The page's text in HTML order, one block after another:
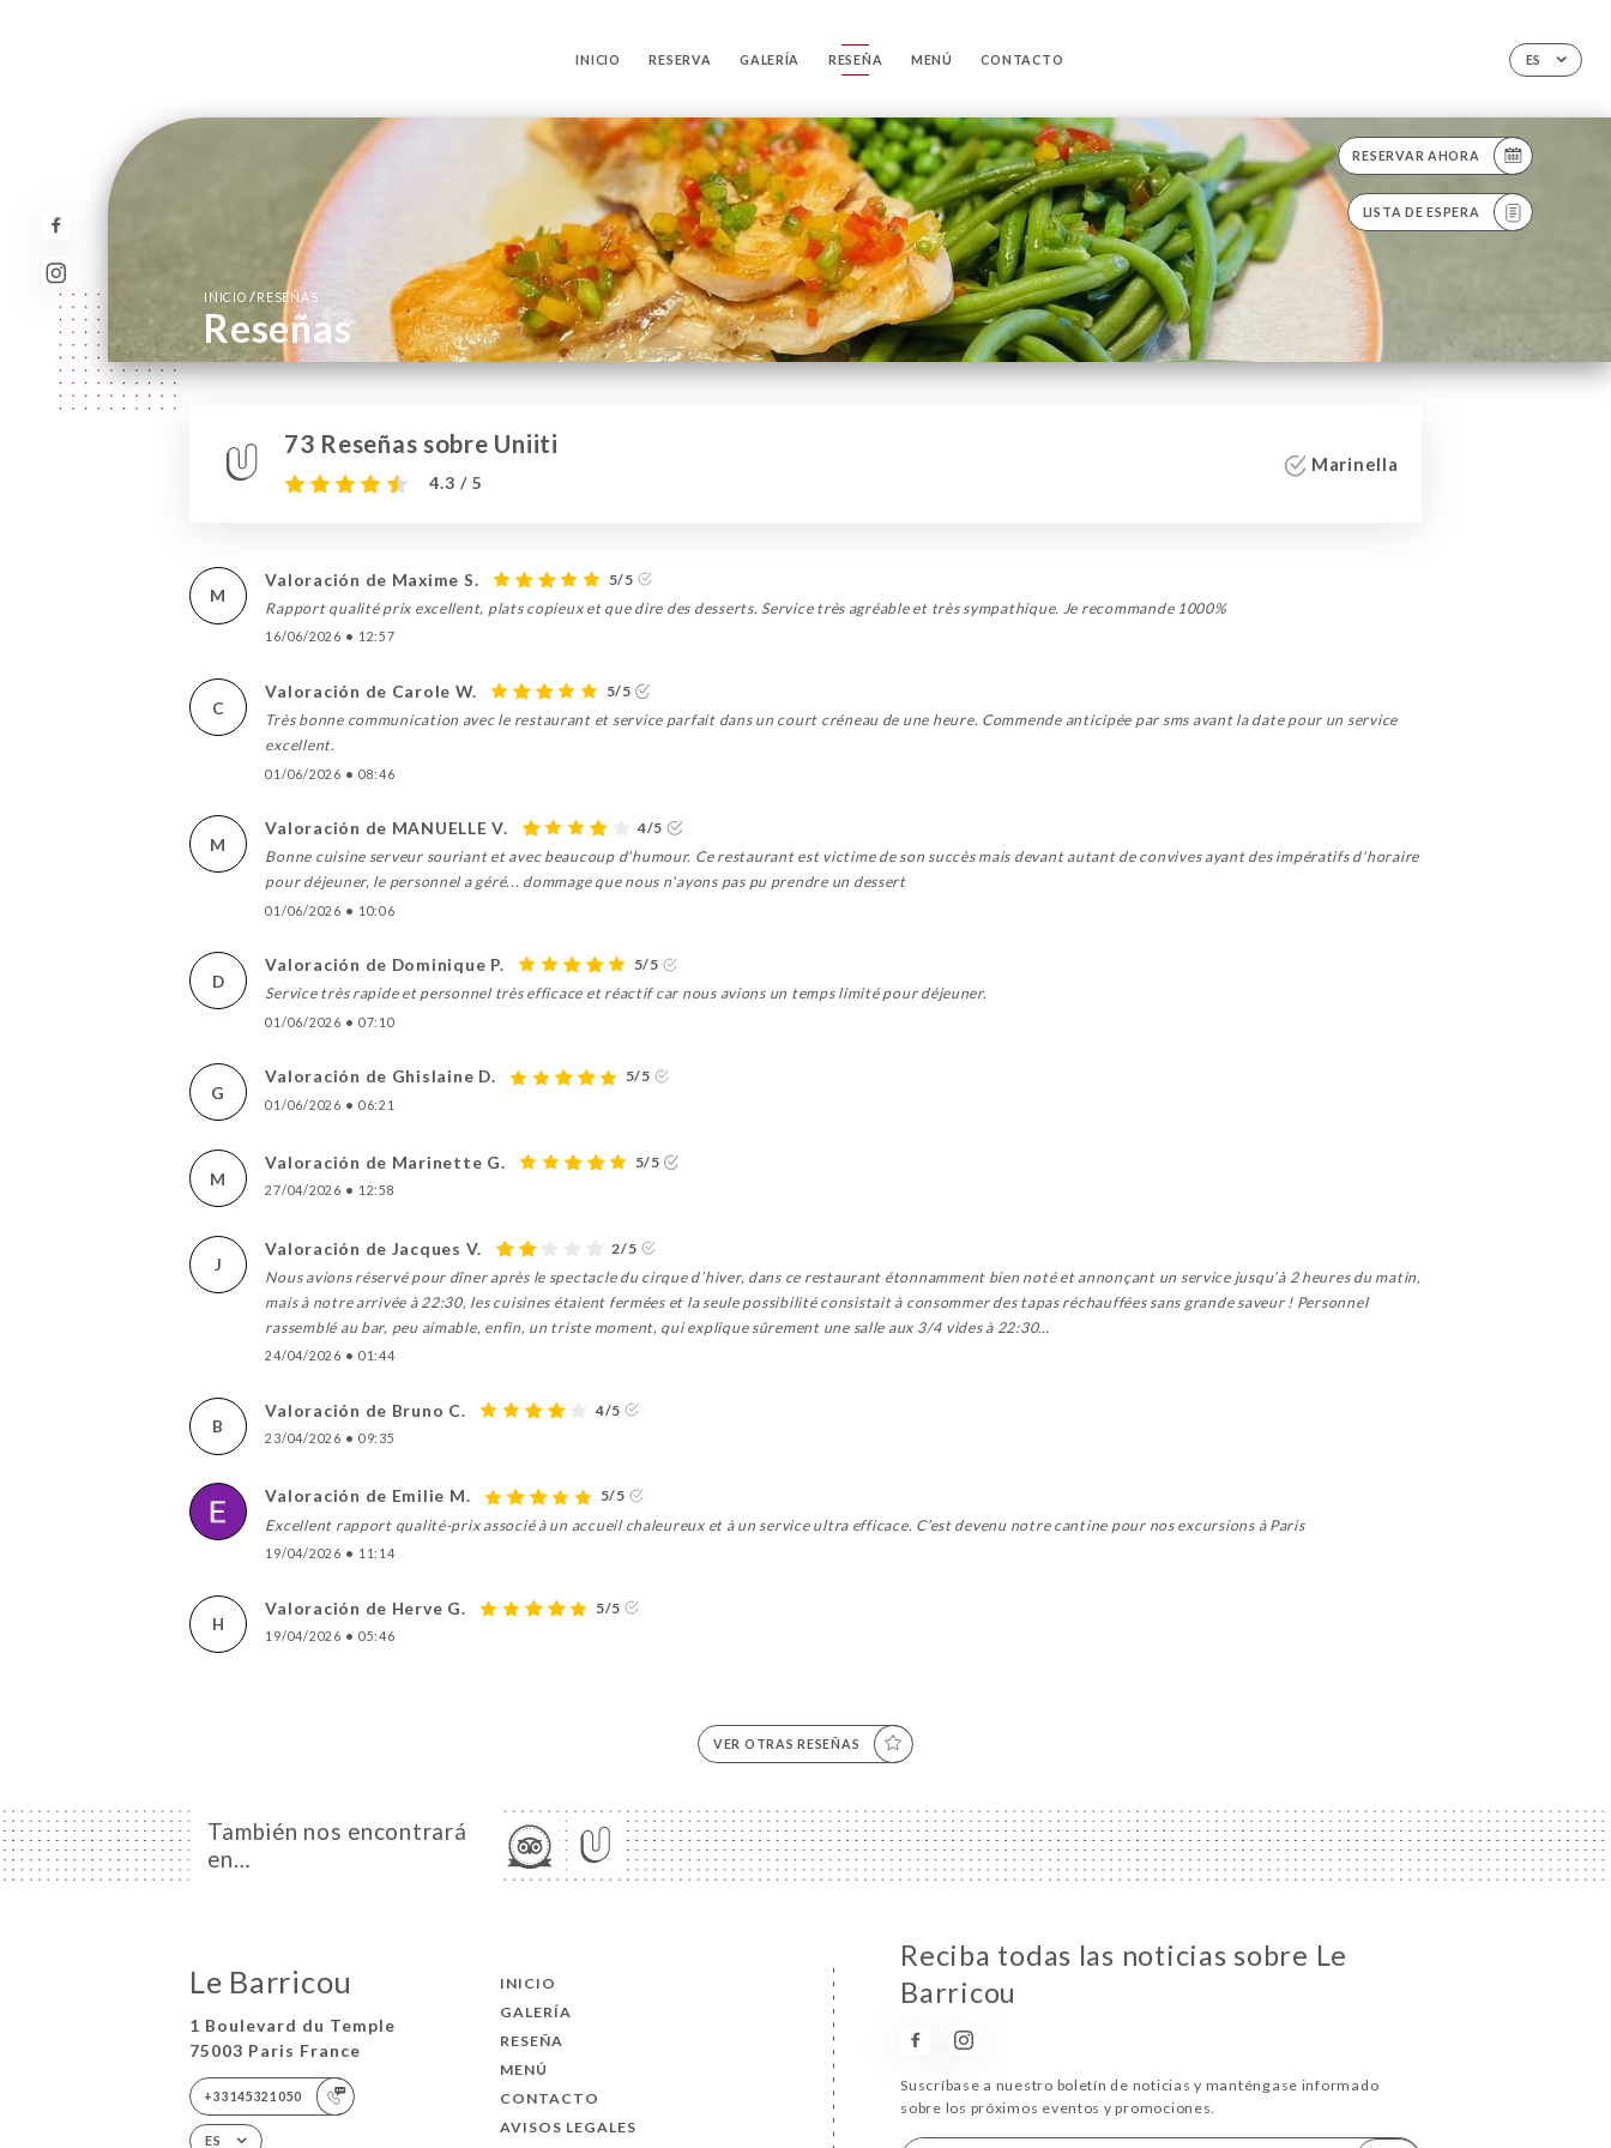
ES
INICIO RESERVA GALERÍA RESEÑA MENÚ CONTACTO
RESERVAR AHORA
LISTA DE ESPERA
INICIO/ RESEÑAS
Reseñas
73 Reseñas sobre Uniiti
4.3 / 5
Marinella
M
Valoración de Maxime S.
5/5
Rapport qualité prix excellent, plats copieux et que dire des desserts. Service très agréable et très sympathique. Je recommande 1000%
16/06/2026 • 12:57
C
Valoración de Carole W.
5/5
Très bonne communication avec le restaurant et service parfait dans un court créneau de une heure. Commende anticipée par sms avant la date pour un service
excellent.
01/06/2026 • 08:46
M
Valoración de MANUELLE V.
4/5
Bonne cuisine serveur souriant et avec beaucoup d'humour. Ce restaurant est victime de son succès mais devant autant de convives ayant des impératifs d'horaire
pour déjeuner, le personnel a géré... dommage que nous n'ayons pas pu prendre un dessert
01/06/2026 • 10:06
D
Valoración de Dominique P.
5/5
Service très rapide et personnel très efficace et réactif car nous avions un temps limité pour déjeuner.
01/06/2026 • 07:10
G
Valoración de Ghislaine D. 5/5
01/06/2026 • 06:21
M
Valoración de Marinette G. 5/5
27/04/2026 • 12:58
J
Valoración de Jacques V.
2/5
Nous avions réservé pour dîner après le spectacle du cirque d’hiver, dans ce restaurant étonnamment bien noté et annonçant un service jusqu’à 2 heures du matin,
mais à notre arrivée à 22:30, les cuisines étaient fermées et la seule possibilité consistait à consommer des tapas réchauffées sans grande saveur ! Personnel
rassemblé au bar, peu aimable, enfin, un triste moment, qui explique sûrement une salle aux 3/4 vides à 22:30…
24/04/2026 • 01:44
B
Valoración de Bruno C. 4/5
23/04/2026 • 09:35
Valoración de Emilie M.
5/5
Excellent rapport qualité-prix associé à un accueil chaleureux et à un service ultra efficace. C’est devenu notre cantine pour nos excursions à Paris
19/04/2026 • 11:14
H
Valoración de Herve G. 5/5
19/04/2026 • 05:46
VER OTRAS RESEÑAS
También nos encontrará
en…
Le Barricou
1 Boulevard du Temple
75003 Paris France
+33145321050
ES
INICIO
GALERÍA
RESEÑA
MENÚ
CONTACTO
AVISOS LEGALES
Reciba todas las noticias sobre Le
Barricou
Suscríbase a nuestro boletín de noticias y manténgase informado
sobre los próximos eventos y promociones.